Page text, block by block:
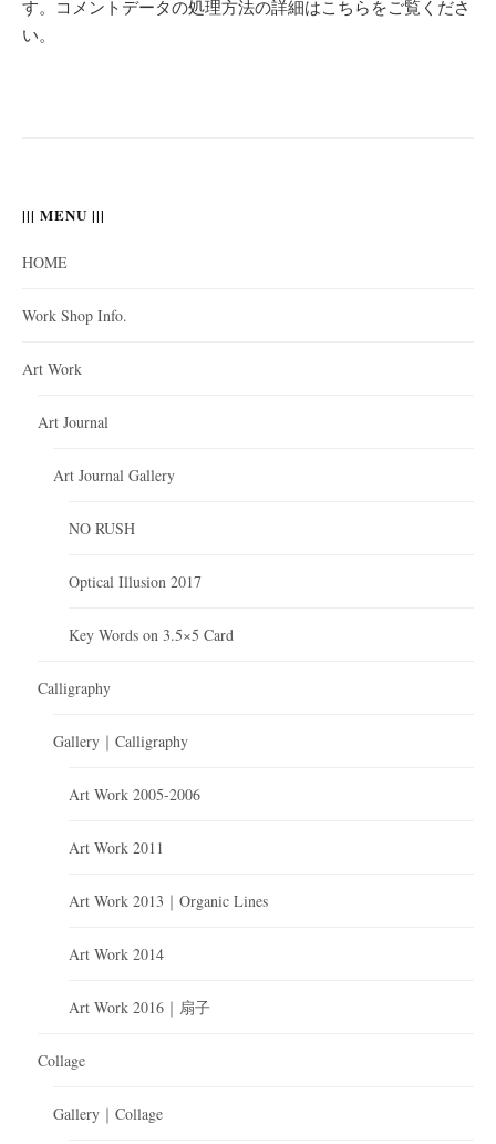
す。 コメントデータの処理方法の詳細はこちらをご覧くださ
い。
||| MENU |||
HOME
Work Shop Info.
Art Work
Art Journal
Art Journal Gallery
NO RUSH
Optical Illusion 2017
Key Words on 3.5×5 Card
Calligraphy
Gallery｜Calligraphy
Art Work 2005-2006
Art Work 2011
Art Work 2013｜Organic Lines
Art Work 2014
Art Work 2016｜扇子
Collage
Gallery｜Collage